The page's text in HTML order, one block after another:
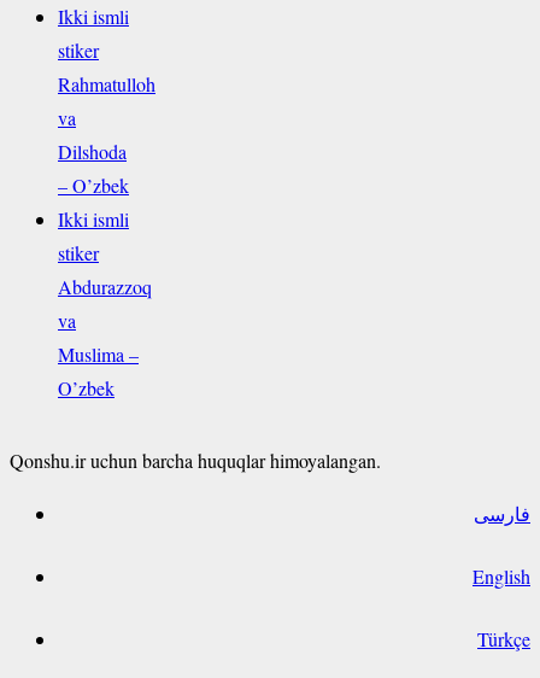
Ikki ismli
stiker
Rahmatulloh
va
Dilshoda
– O’zbek
Ikki ismli
stiker
Abdurazzoq
va
Muslima –
O’zbek
Qonshu.ir uchun barcha huquqlar himoyalangan.
فارسی
English
Türkçe